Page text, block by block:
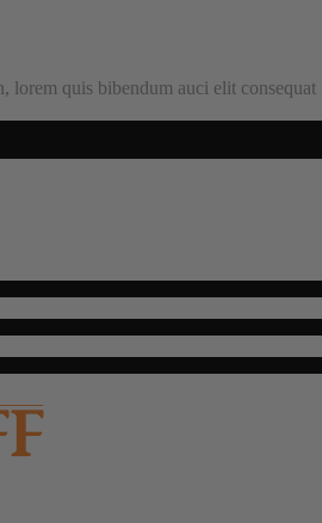
quis bibendum auci elit